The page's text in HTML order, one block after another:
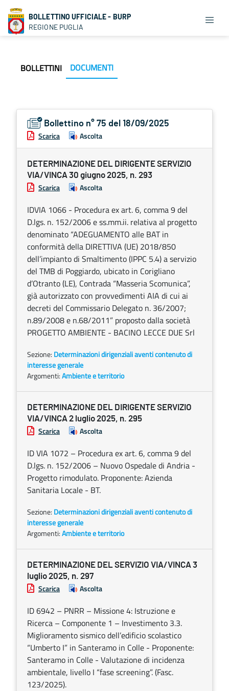
BOLLETTINO UFFICIALE - BURP
REGIONE PUGLIA
BOLLETTINI DOCUMENTI
Bollettino n° 75 del 18/09/2025
Scarica Ascolta
DETERMINAZIONE DEL DIRIGENTE SERVIZIO
VIA/VINCA 30 giugno 2025, n. 293
Scarica Ascolta
IDVIA 1066 - Procedura ex art. 6, comma 9 del
D.lgs. n. 152/2006 e ss.mm.ii. relativa al progetto
denominato “ADEGUAMENTO alle BAT in
conformità della DIRETTIVA (UE) 2018/850
dell’impianto di Smaltimento (IPPC 5.4) a servizio
del TMB di Poggiardo, ubicato in Corigliano
d’Otranto (LE), Contrada “Masseria Scomunica”,
già autorizzato con provvedimenti AIA di cui ai
decreti del Commissario Delegato n. 36/2007;
n.89/2008 e n.68/2011” proposto dalla società
PROGETTO AMBIENTE - BACINO LECCE DUE Srl
Sezione: Determinazioni dirigenziali aventi contenuto di
interesse generale
Argomenti:Ambiente e territorio
DETERMINAZIONE DEL DIRIGENTE SERVIZIO
VIA/VINCA 2 luglio 2025, n. 295
Scarica Ascolta
ID VIA 1072 – Procedura ex art. 6, comma 9 del
D.lgs. n. 152/2006 – Nuovo Ospedale di Andria -
Progetto rimodulato. Proponente: Azienda
Sanitaria Locale - BT.
Sezione: Determinazioni dirigenziali aventi contenuto di
interesse generale
Argomenti:Ambiente e territorio
DETERMINAZIONE DEL SERVIZIO VIA/VINCA 3
luglio 2025, n. 297
Scarica Ascolta
ID 6942 – PNRR – Missione 4: Istruzione e
Ricerca – Componente 1 – Investimento 3.3.
Miglioramento sismico dell’edificio scolastico
“Umberto I” in Santeramo in Colle - Proponente:
Santeramo in Colle - Valutazione di incidenza
ambientale, livello I “fase screening”. (Fasc.
123/2025).